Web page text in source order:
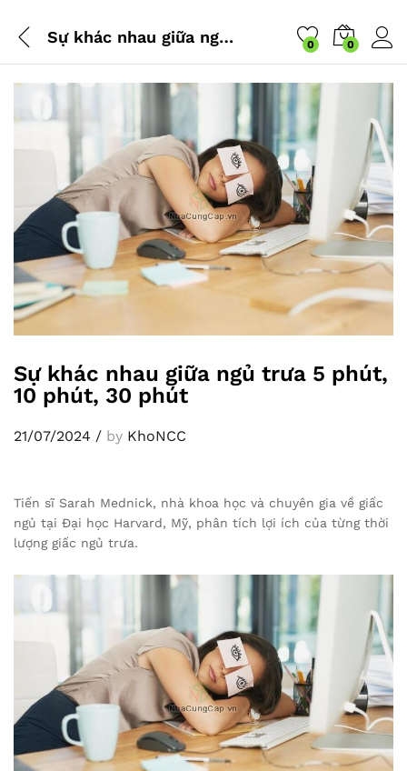
Sự khác nhau giữa ngủ trưa 5 phút, 10 phút, 30 phút 0 0
Sự khác nhau giữa ngủ trưa 5 phút,
10 phút, 30 phút
21/07/2024 / by KhoNCC
Tiến sĩ Sarah Mednick, nhà khoa học và chuyên gia về giấc
ngủ tại Đại học Harvard, Mỹ, phân tích lợi ích của từng thời
lượng giấc ngủ trưa.